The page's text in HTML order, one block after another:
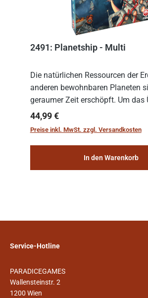
2491: Planetship - Multi
Die natürlichen Ressourcen der
anderen bewohnbaren Planeten
geraumer Zeit erschöpft. Um das
sichern, wurden die sogenannten
„Weltenschiffe“ gebaut. Auf diesen
Regulärer Preis:
44,99 €
Preise inkl. MwSt. zzgl. Versandkosten
In den Warenkorb
Service-Hotline
PARADICEGAMES
Wallensteinstr. 2
1200 Wien